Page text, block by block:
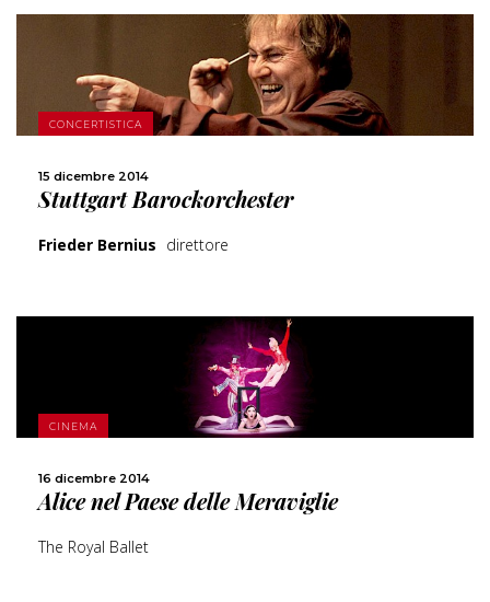
CONCERTISTICA
15 dicembre 2014
Stuttgart Barockorchester
Frieder Bernius direttore
SCOPRI DI PIÙ
CINEMA
16 dicembre 2014
Alice nel Paese delle Meraviglie
The Royal Ballet
SCOPRI DI PIÙ